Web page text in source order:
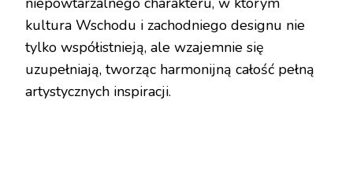
kultura Wschodu i zachodniego designu nie
tylko współistnieją, ale wzajemnie się
uzupełniają, tworząc harmonijną całość pełną
artystycznych inspiracji.